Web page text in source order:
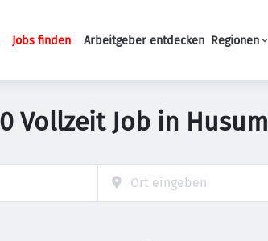
Haupt-Navigation
Jobs finden Arbeitgeber entdecken Regionen
0 Vollzeit Job in Husum